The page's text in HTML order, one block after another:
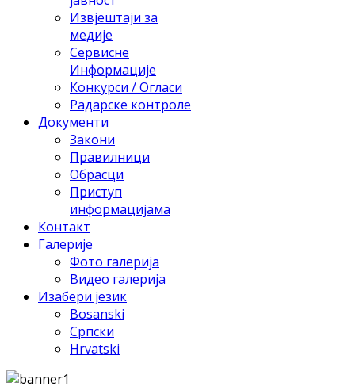
Извјештаји за
медије
Сервисне
Информације
Конкурси / Огласи
Радарске контроле
Документи
Закони
Правилници
Обрасци
Приступ
информацијама
Контакт
Галерије
Фото галерија
Видео галерија
Изабери језик
Bosanski
Српски
Hrvatski